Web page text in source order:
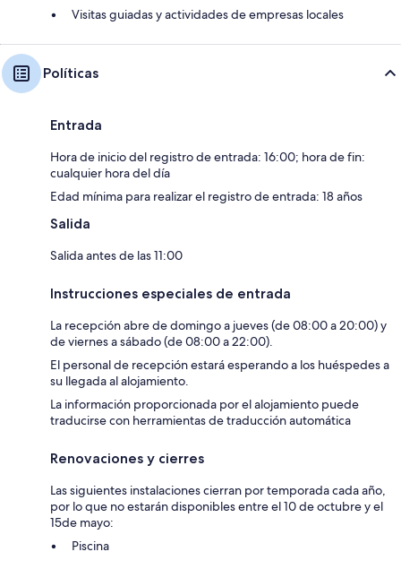
Visitas guiadas y actividades de empresas locales
Políticas
Entrada
Hora de inicio del registro de entrada: 16:00; hora de fin:
cualquier hora del día
Edad mínima para realizar el registro de entrada: 18 años
Salida
Salida antes de las 11:00
Instrucciones especiales de entrada
La recepción abre de domingo a jueves (de 08:00 a 20:00) y
de viernes a sábado (de 08:00 a 22:00).
El personal de recepción estará esperando a los huéspedes a
su llegada al alojamiento.
La información proporcionada por el alojamiento puede
traducirse con herramientas de traducción automática
Renovaciones y cierres
Las siguientes instalaciones cierran por temporada cada año,
por lo que no estarán disponibles entre el 10 de octubre y el
15de mayo:
Piscina